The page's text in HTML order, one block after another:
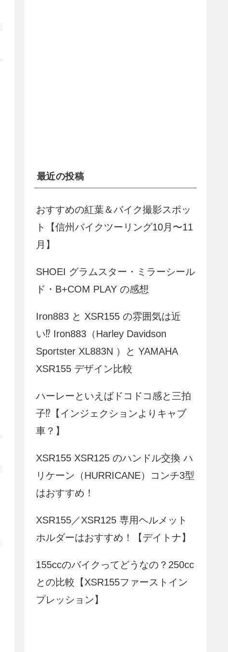
最近の投稿
おすすめの紅葉＆バイク撮影スポッ
ト【信州バイクツーリング10月〜11
月】
SHOEI グラムスター・ミラーシール
ド・B+COM PLAY の感想
Iron883 と XSR155 の雰囲気は近
い⁉ Iron883（Harley Davidson
Sportster XL883N ）と YAMAHA
XSR155 デザイン比較
ハーレーといえばドコドコ感と三拍
子⁉【インジェクションよりキャブ
車？】
XSR155 XSR125 のハンドル交換 ハ
リケーン（HURRICANE）コンチ3型
はおすすめ！
XSR155／XSR125 専用ヘルメット
ホルダーはおすすめ！【デイトナ】
155ccのバイクってどうなの？250cc
との比較【XSR155ファーストイン
プレッション】